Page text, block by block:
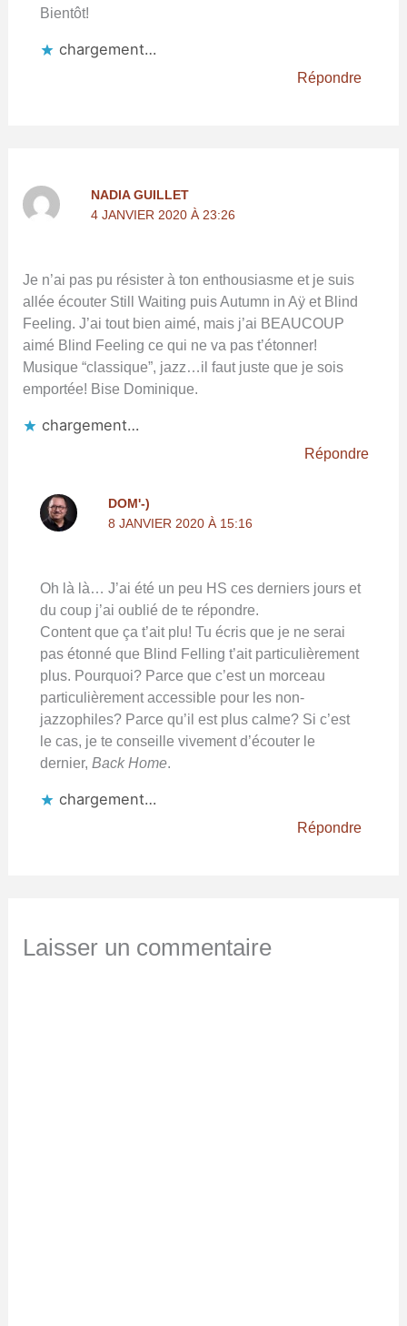
Bientôt!
chargement…
Répondre
NADIA GUILLET
4 JANVIER 2020 À 23:26
Je n’ai pas pu résister à ton enthousiasme et je suis
allée écouter Still Waiting puis Autumn in Aÿ et Blind
Feeling. J’ai tout bien aimé, mais j’ai BEAUCOUP
aimé Blind Feeling ce qui ne va pas t’étonner!
Musique “classique”, jazz…il faut juste que je sois
emportée! Bise Dominique.
chargement…
Répondre
DOM'-)
8 JANVIER 2020 À 15:16
Oh là là… J’ai été un peu HS ces derniers jours et
du coup j’ai oublié de te répondre.
Content que ça t’ait plu! Tu écris que je ne serai
pas étonné que Blind Felling t’ait particulièrement
plus. Pourquoi? Parce que c’est un morceau
particulièrement accessible pour les non-
jazzophiles? Parce qu’il est plus calme? Si c’est
le cas, je te conseille vivement d’écouter le
dernier,Back Home.
chargement…
Répondre
Laisser un commentaire